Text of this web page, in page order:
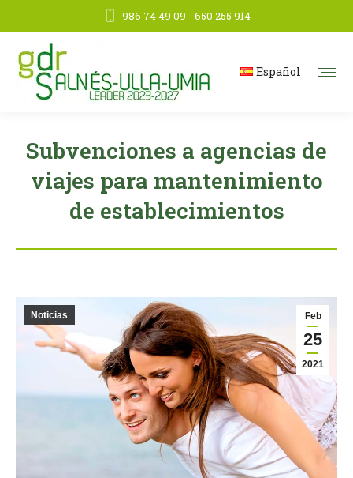
986 74 49 09 - 650 255 914
Español
Subvenciones a agencias de
viajes para mantenimiento
de establecimientos
Feb
25
2021
Noticias